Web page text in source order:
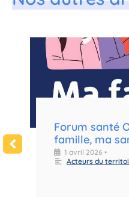
Forum santé
famille, ma
1 avril 2026 •
Acteurs du